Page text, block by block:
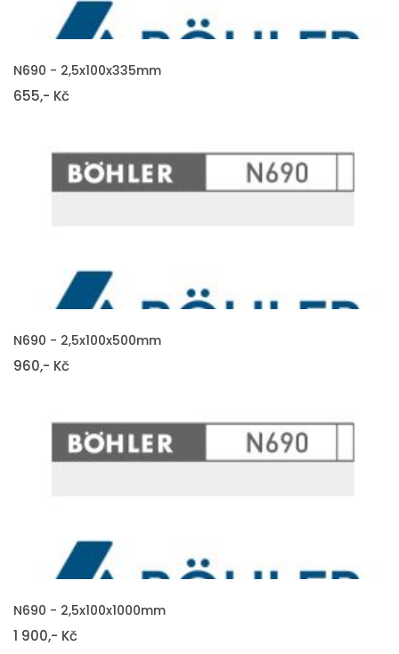
VLOŽIT DO KOŠÍKU
N690 - 2,5x100x335mm
655,- Kč
VLOŽIT DO KOŠÍKU
N690 - 2,5x100x500mm
960,- Kč
VLOŽIT DO KOŠÍKU
N690 - 2,5x100x1000mm
1 900,- Kč